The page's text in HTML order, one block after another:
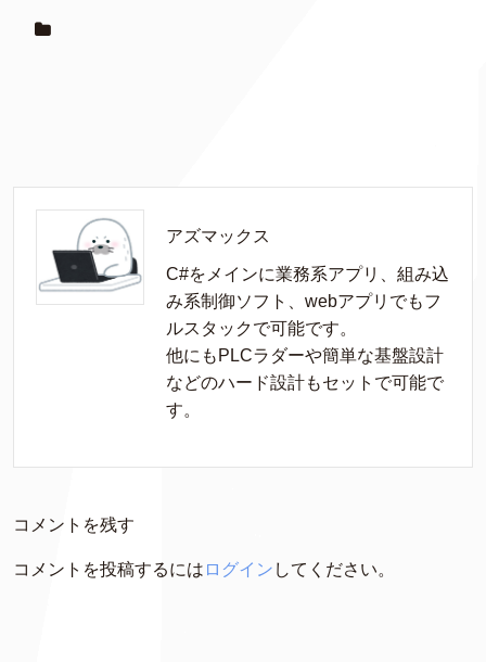
アズマックス
C#をメインに業務系アプリ、組み込
み系制御ソフト、webアプリでもフ
ルスタックで可能です。
他にもPLCラダーや簡単な基盤設計
などのハード設計もセットで可能で
す。
コメントを残す
コメントを投稿するには ログイン してください。